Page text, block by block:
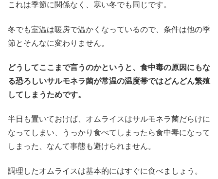
これは季節に関係なく、寒い冬でも同じです。
冬でも室温は暖房で温かくなっているので、条件は他の季
節とそんなに変わりません。
どうしてここまで言うのかというと、食中毒の原因にもな
る恐ろしいサルモネラ菌が常温の温度帯ではどんどん繁殖
してしまうためです。
半日も置いておけば、オムライスはサルモネラ菌だらけに
なってしまい、うっかり食べてしまったら食中毒になって
しまった、なんて事態も避けられません。
調理したオムライスは基本的にはすぐに食べましょう。